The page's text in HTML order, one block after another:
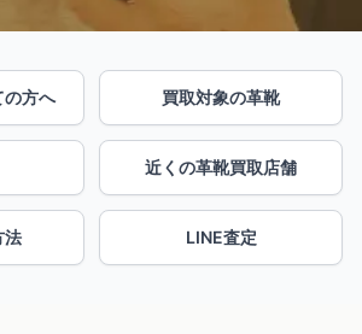
の方へ 買取対象の革靴
近くの革靴買取店舗
法 LINE査定